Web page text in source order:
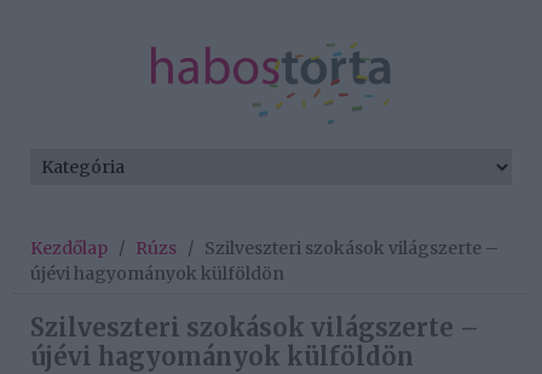
Kezdőlap / Rúzs / Szilveszteri szokások világszerte –
újévi hagyományok külföldön
Szilveszteri szokások világszerte –
újévi hagyományok külföldön